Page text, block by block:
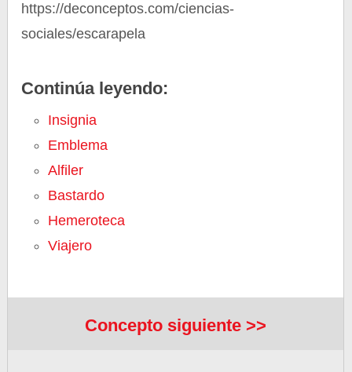
https://deconceptos.com/ciencias-
sociales/escarapela
Continúa leyendo:
Insignia
Emblema
Alfiler
Bastardo
Hemeroteca
Viajero
Concepto siguiente >>